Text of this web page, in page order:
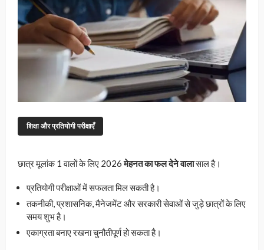
शिक्षा और प्रतियोगी परीक्षाएँ
छात्र मूलांक 1 वालों के लिए 2026मेहनत का फल देने वालासाल है।
प्रतियोगी परीक्षाओं में सफलता मिल सकती है।
तकनीकी, प्रशासनिक, मैनेजमेंट और सरकारी सेवाओं से जुड़े छात्रों के लिए
समय शुभ है।
एकाग्रता बनाए रखना चुनौतीपूर्ण हो सकता है।